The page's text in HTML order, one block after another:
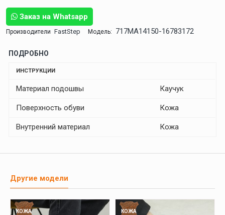
Заказ на Whatsapp
Производители FastStep Модель: 717MA14150-16783172
ПОДРОБНО
ИНСТРУКЦИИ
Материал подошвы Каучук
Поверхность обуви Кожа
Внутренний материал Кожа
Другие модели
КОЖА КОЖА